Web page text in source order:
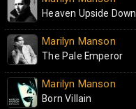
Heaven Upside Down
Marilyn Manson
The Pale Emperor
Marilyn Manson
Born Villain